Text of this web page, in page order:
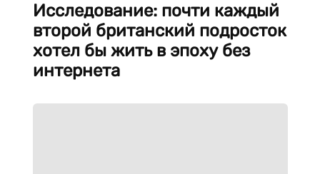
Исследование: почти каждый
второй британский подросток
хотел бы жить в эпоху без
интернета